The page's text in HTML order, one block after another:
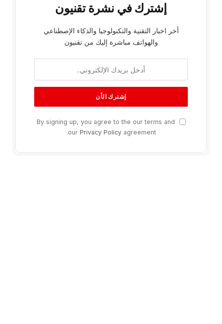
إشترك في نشرة تقنيون
أخر اخبار التقنية والتكنولوجيا والذكاء الإصطناعي
والهواتف مباشرة إليك من تقنيون
By signing up, you agree to the our terms and
our Privacy Policyagreement.